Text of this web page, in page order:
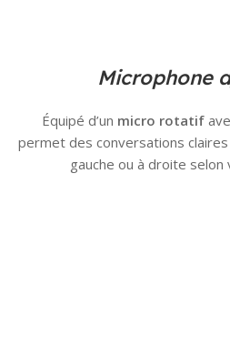
Microphone
Équipé d’un micro rotatif
permet des conversations
gauche ou à droite